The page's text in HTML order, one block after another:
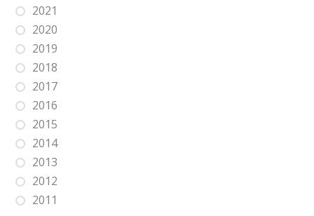
2021
2020
2019
2018
2017
2016
2015
2014
2013
2012
2011